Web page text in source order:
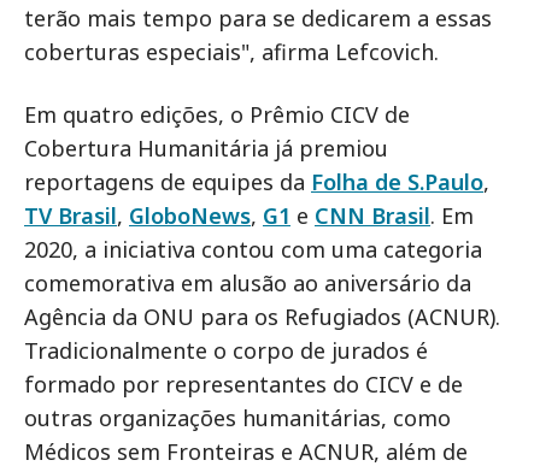
terão mais tempo para se dedicarem a essas
coberturas especiais", afirma Lefcovich.
Em quatro edições, o Prêmio CICV de
Cobertura Humanitária já premiou
reportagens de equipes da Folha de S.Paulo,
TV Brasil, GloboNews, G1 e CNN Brasil. Em
2020, a iniciativa contou com uma categoria
comemorativa em alusão ao aniversário da
Agência da ONU para os Refugiados (ACNUR).
Tradicionalmente o corpo de jurados é
formado por representantes do CICV e de
outras organizações humanitárias, como
Médicos sem Fronteiras e ACNUR, além de